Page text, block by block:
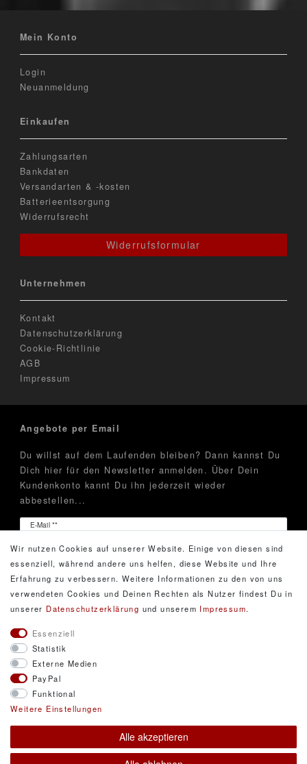
Mein Konto
Login
Neuanmeldung
Einkaufen
Zahlungsarten
Bankdaten
Versandarten & -kosten
Batterieentsorgung
Widerrufsrecht
Widerrufsformular
Unternehmen
Kontakt
Datenschutzerklärung
Cookie-Richtlinie
AGB
Impressum
Angebote per Email
Du willst auf dem Laufenden bleiben? Dann kannst Du
Dich hier für den Newsletter anmelden. Über Dein
Kundenkonto kannt Du ihn jederzeit wieder
abbestellen...
E-Mail **
Newsletter
Hiermit bestätige ich, dass ich die
Daten­schutz­erklärung
gelesen habe. Meine Einwilligung kann ich jederzeit
widerrufen.**
© Copyright 2026 DarXity GbR. Gestaltung, Design
und Style durch DarXity GbR. Alle Rechte
vorbehalten.
Alle Preise inklusive gesetzlicher Mehrwertsteuer und
Wir nutzen Cookies auf unserer Website. Einige von diesen sind
essenziell, während andere uns helfen, diese Website und Ihre
Erfahrung zu verbessern. Weitere Informationen zu den von uns
verwendeten Cookies und Deinen Rechten als Nutzer findest Du in
unserer Daten­schutz­erklärung und unserem Impressum.
Essenziell
Statistik
Externe Medien
PayPal
Funktional
Weitere Einstellungen
Alle akzeptieren